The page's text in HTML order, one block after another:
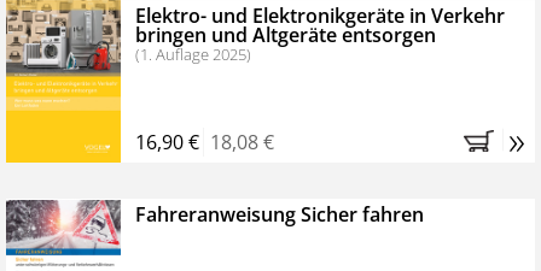
Elektro- und Elektronikgeräte in Verkehr
bringen und Altgeräte entsorgen
(1. Auflage 2025)
16,90 € 18,08 € »
Fahreranweisung Sicher fahren